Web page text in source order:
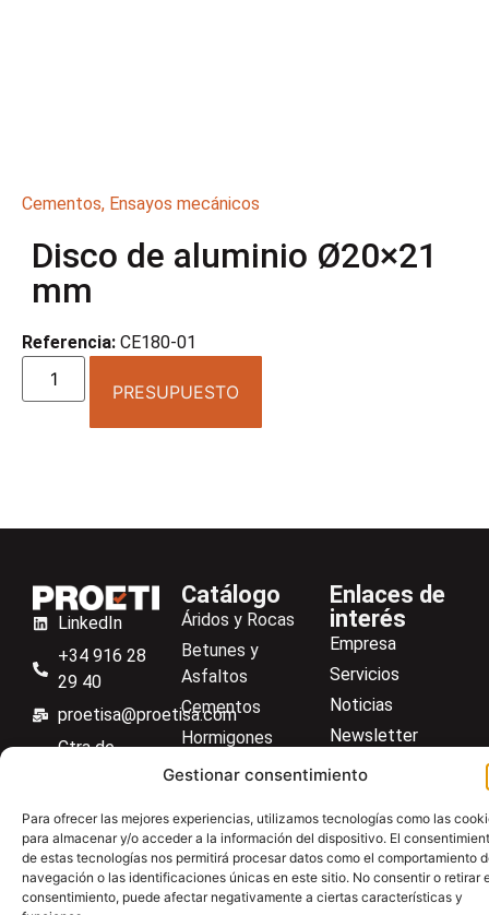
Gestionar consentimiento
Para ofrecer las mejores experiencias, utilizamos tecnologías como las
para almacenar y/o acceder a la información del dispositivo. El
de estas tecnologías nos permitirá procesar datos como el comportamiento
navegación o las identificaciones únicas en este sitio. No consentir o retirar
consentimiento, puede afectar negativamente a ciertas características y
Cementos, Ensayos mecánicos
Disco de aluminio Ø20×21
mm
Referencia: CE180-01
PRESUPUESTO
LinkedIn
+34 916 28
29 40
proetisa@proetisa.com
Ctra de
M-106, Km
4,1, 28110
Algete,
Madrid
Catálogo
Áridos y Rocas
Betunes y
Asfaltos
Cementos
Hormigones
Suelos
Aceros
Material general
Enlaces de
interés
Empresa
Servicios
Noticias
Newsletter
Descargas
Centro de ayuda